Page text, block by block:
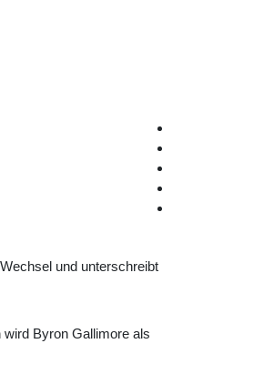
und unterschreibt
Byron Gallimore als